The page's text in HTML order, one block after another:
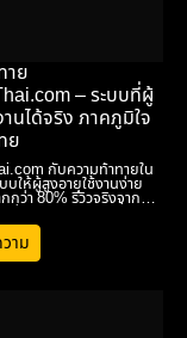
าย
– ระบบที่ผู้
นได้จริง ภาคภูมิใจ
ย
กับความท้าทายใน
บให้ผู้สูงอายุใช้งานง่าย
กว่า 80% รีวิวจริงจาก
ม่ คุณตาคุณยาย ที่กดดู
ละครออนไลน์ได้เอง
าม